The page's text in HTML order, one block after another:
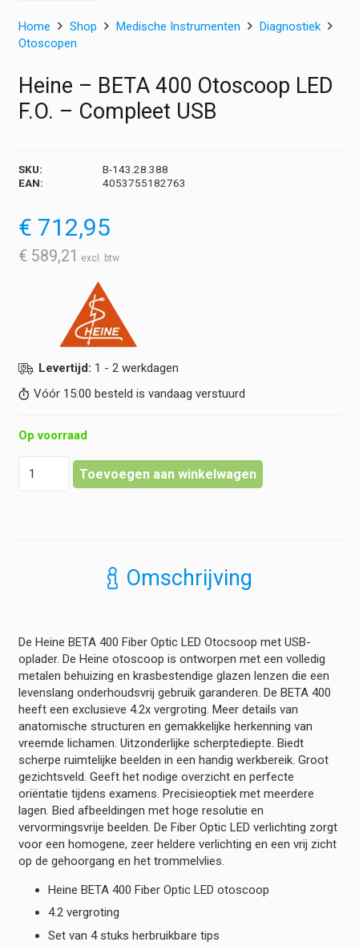
Home Shop Medische Instrumenten
Diagnostiek
Otoscopen
Heine – BETA 400 Otoscoop LED
F.O. – Compleet USB
SKU:
B-143.28.388
EAN:
4053755182763
€ 712,95
€ 589,21
Levertijd: 1 - 2 werkdagen
Vóór 15:00 besteld is vandaag verstuurd
Op voorraad
Toevoegen aan winkelwagen
Omschrijving
De Heine BETA 400 Fiber Optic LED Otocsoop met USB-
oplader. De Heine otoscoop is ontworpen met een volledig
metalen behuizing en krasbestendige glazen lenzen die een
levenslang onderhoudsvrij gebruik garanderen. De BETA 400
heeft een exclusieve 4.2x vergroting. Meer details van
anatomische structuren en gemakkelijke herkenning van
vreemde lichamen. Uitzonderlijke scherptediepte. Biedt
scherpe ruimtelijke beelden in een handig werkbereik. Groot
gezichtsveld. Geeft het nodige overzicht en perfecte
oriëntatie tijdens examens. Precisieoptiek met meerdere
lagen. Bied afbeeldingen met hoge resolutie en
vervormingsvrije beelden. De Fiber Optic LED verlichting zorgt
voor een homogene, zeer heldere verlichting en een vrij zicht
op de gehoorgang en het trommelvlies.
Heine BETA 400 Fiber Optic LED otoscoop
4.2 vergroting
Set van 4 stuks herbruikbare tips